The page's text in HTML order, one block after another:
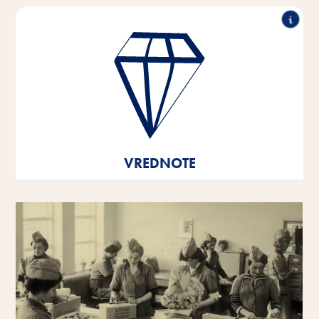
VREDNOTE
Izjemna uspešnost, partnersko sodelovanje,
inovativnost in odgovorno delovanje - to so stebri, na
katerih temeljijo vrednote našega podjetja.
Te temeljne vrednote so temelj in usmeritev naših misli
in dejanj ter nam pomagajo pri razvoju in rasti - tako
kot posameznim osebnostim kot tudi kot podjetju.